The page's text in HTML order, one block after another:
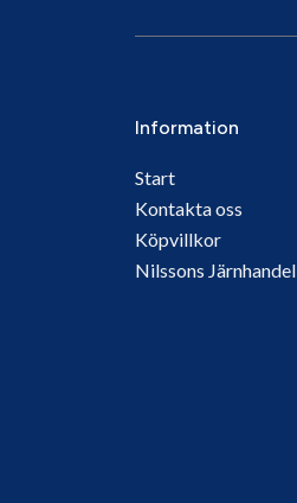
Information
Start
Kontakta oss
Köpvillkor
Nilssons Järnhandel